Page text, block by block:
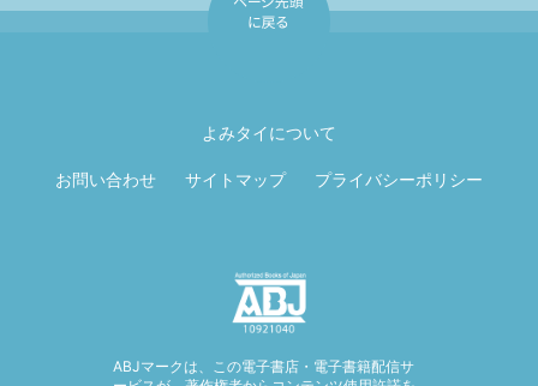
よみタイについて
お問い合わせ サイトマップ プライバシーポリシー
ABJマークは、この電子書店・電子書籍配信サ